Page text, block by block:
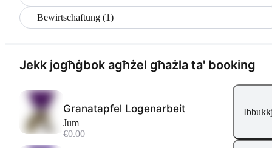
Bewirtschaftung (1)
Jekk jogħġbok agħżel għażla ta' booking
Granatapfel Logenarbeit
Jum
€0.00